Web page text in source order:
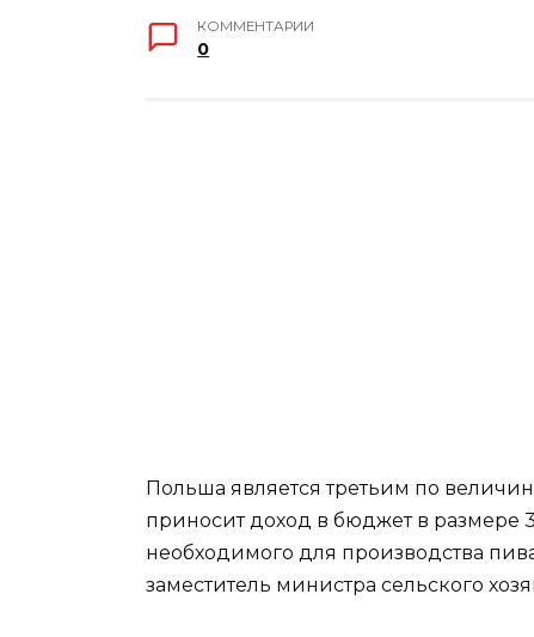
КОММЕНТАРИИ
0
Польша является третьим по
приносит доход в бюджет в размере
необходимого для производства
заместитель министра сельского